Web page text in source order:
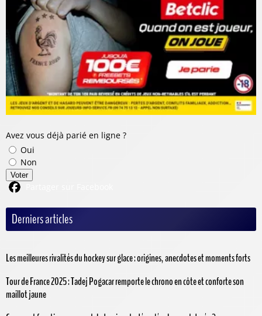
Avez vous déjà parié en ligne ?
Oui
Non
Voter
Derniers articles
Les meilleures rivalités du hockey sur glace : origines, anecdotes et moments forts
Tour de France 2025 : Tadej Pogacar remporte le chrono en côte et conforte son
maillot jaune